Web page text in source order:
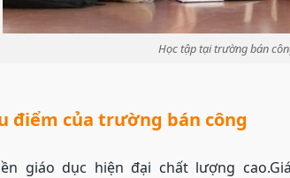
Học tập tại trường bán
điểm của trường bán công
giáo dục hiện đại chất lượng